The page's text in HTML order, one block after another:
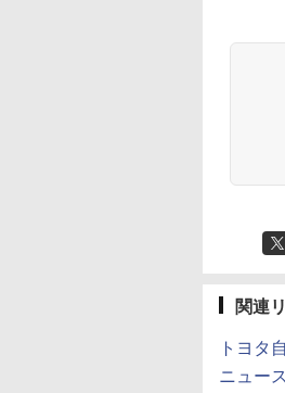
関連
トヨタ
ニュー